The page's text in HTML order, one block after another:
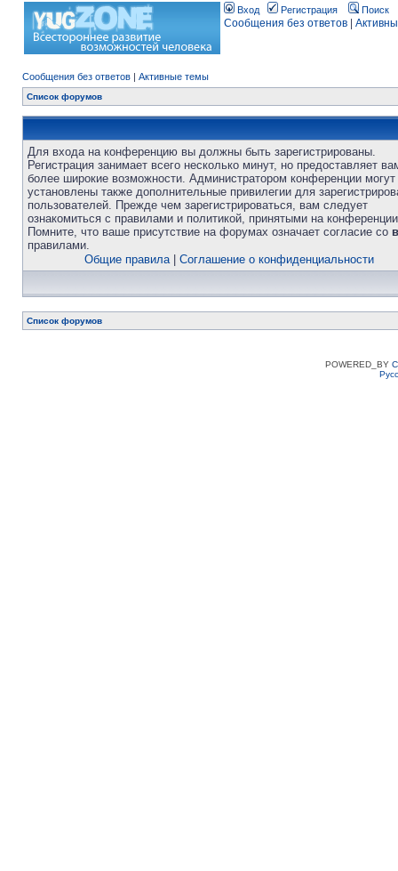
Вход Регистрация Поиск
Сообщения без ответов
Сообщения без ответов | Активные темы
Список форумов
Для входа на конференцию вы должны быть зарегистрированы.
Регистрация занимает всего несколько минут, но предоставляет
более широкие возможности. Администратором конференции
установлены также дополнительные привилегии для
пользователей. Прежде чем зарегистрироваться, вам следует
ознакомиться с правилами и политикой, принятыми на
Помните, что ваше присутствие на форумах означает согласие со
правилами.
Общие правила| Соглашение о конфиденциальности
Список форумов
POWERED_BY